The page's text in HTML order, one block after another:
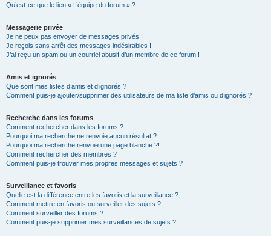
Qu’est-ce que le lien « L’équipe du forum » ?
Messagerie privée
Je ne peux pas envoyer de messages privés !
Je reçois sans arrêt des messages indésirables !
J’ai reçu un spam ou un courriel abusif d’un membre de ce forum !
Amis et ignorés
Que sont mes listes d’amis et d’ignorés ?
Comment puis-je ajouter/supprimer des utilisateurs de ma liste d’amis ou d’ignorés ?
Recherche dans les forums
Comment rechercher dans les forums ?
Pourquoi ma recherche ne renvoie aucun résultat ?
Pourquoi ma recherche renvoie une page blanche ?!
Comment rechercher des membres ?
Comment puis-je trouver mes propres messages et sujets ?
Surveillance et favoris
Quelle est la différence entre les favoris et la surveillance ?
Comment mettre en favoris ou surveiller des sujets ?
Comment surveiller des forums ?
Comment puis-je supprimer mes surveillances de sujets ?